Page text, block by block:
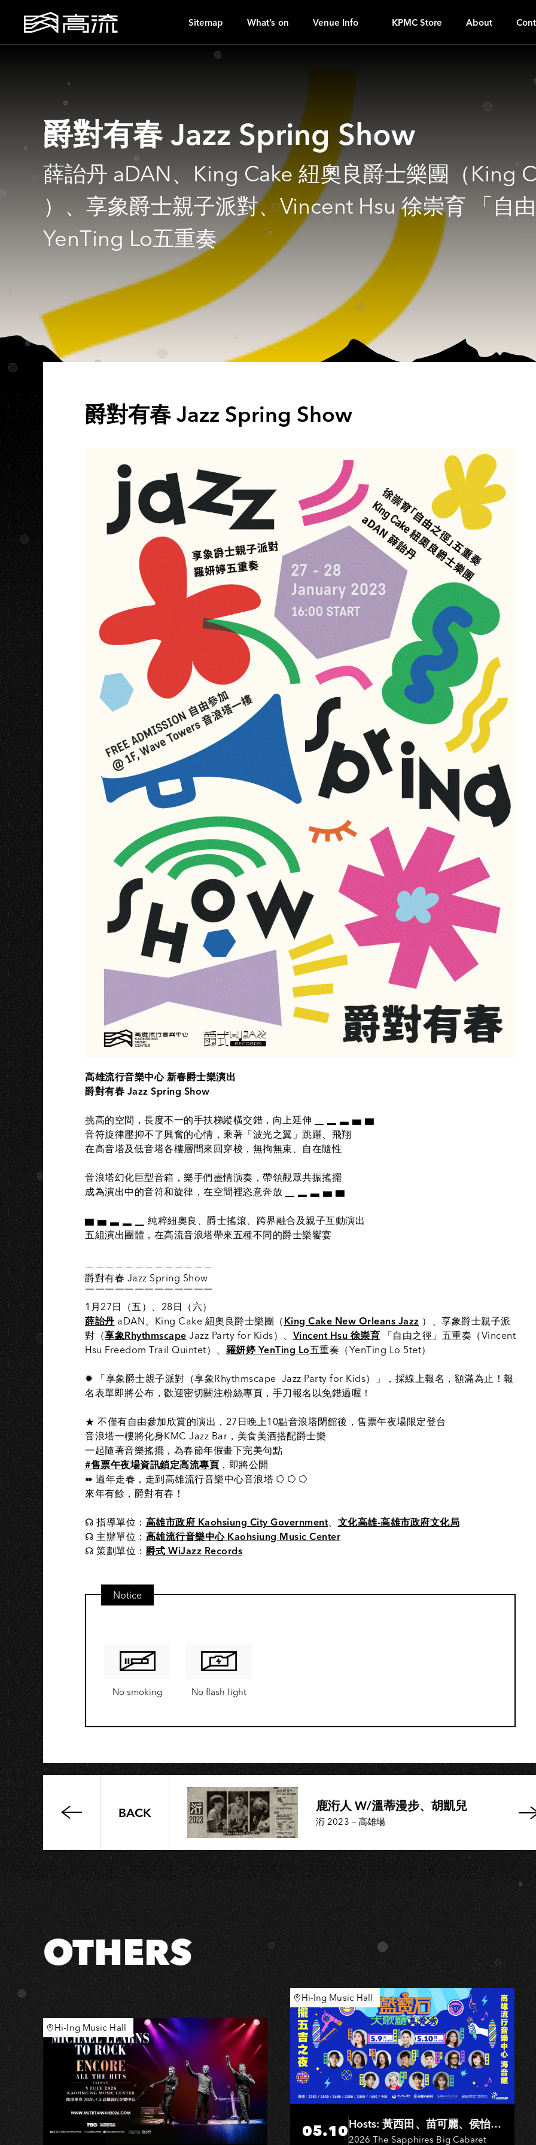
Sitemap What’s on Venue Info KPMC Store About
爵對有春 Jazz Spring Show
薛詒丹 aDAN、King Cake 紐奧良爵士樂團（King
）、享象爵士親子派對、Vincent Hsu 徐崇育 「自
YenTing Lo五重奏
爵對有春 Jazz Spring Show
高雄流行音樂中心 新春爵士樂演出
爵對有春 Jazz Spring Show
挑高的空間，長度不一的手扶梯縱橫交錯，向上延伸 ▁ ▂ ▃ ▅ ▆​
音符旋律壓抑不了興奮的心情，乘著「波光之翼」跳躍、飛翔
在高音塔及低音塔各樓層間來回穿梭，無拘無束、自在隨性
音浪塔幻化巨型音箱，樂手們盡情演奏，帶領觀眾共振搖擺
成為演出中的音符和旋律，在空間裡恣意奔放 ▁ ▂ ▃ ▅ ▆​
▆​ ▅ ▃ ▂ ▁ 純粹紐奧良、爵士搖滾、跨界融合及親子互動演出
五組演出團體，在高流音浪塔帶來五種不同的爵士樂饗宴
爵對有春 Jazz Spring Show
￣￣￣￣￣￣￣￣￣￣￣￣￣
1月27日（五）、28日（六）
薛詒丹 aDAN、King Cake 紐奧良爵士樂團（ King Cake New Orleans Jazz ）、享象爵士親子派
對（享象Rhythmscape Jazz Party for Kids）、 Vincent Hsu 徐崇育 「自由之徑」五重奏（Vincent
Hsu Freedom Trail Quintet）、 羅妍婷 YenTing Lo五重奏（YenTing Lo 5tet）
✹ 「享象爵士親子派對（享象Rhythmscape ​ Jazz Party for Kids）」，採線上報名，額滿為止！報
名表單即將公布，歡迎密切關注粉絲專頁，手刀報名以免錯過喔！
★ 不僅有自由參加欣賞的演出，27日晚上10點音浪塔閉館後，售票午夜場限定登台
音浪塔一樓將化身KMC Jazz Bar，美食美酒搭配爵士樂
一起隨著音樂搖擺，為春節年假畫下完美句點
#售票午夜場資訊鎖定高流專頁 ，即將公開
➠ 過年走春，走到高雄流行音樂中心音浪塔 ⭔ ⭔ ⭔
來年有餘，爵對有春！
☊ 指導單位： 高雄市政府 Kaohsiung City Government、 文化高雄-高雄市政府文化局
☊ 主辦單位： 高雄流行音樂中心 Kaohsiung Music Center
☊ 策劃單位： 爵式 WiJazz Records
Notice
No smoking No flash light
Fran《誒！
你
不
用
假
裝
成
熟》
-
高
雄
場
BACK 鹿洐人 W/溫蒂漫步、胡凱兒
洐 2023－高雄場
OTHERS
Hi-Ing Music Hall
Hi-Ing Music Hall
05.10Hosts: 黃西田、苗可麗、侯怡
君．Entertainers: 葉啟田、鳥來
2026 The Sapphires Big Cabaret